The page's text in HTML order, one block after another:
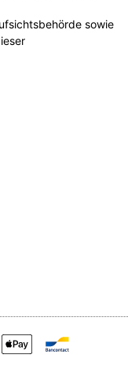
sowie